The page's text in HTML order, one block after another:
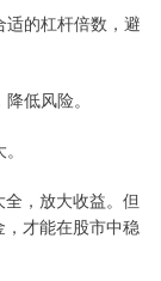
适的杠杆倍数，避
低风险。
，放大收益。但
才能在股市中稳